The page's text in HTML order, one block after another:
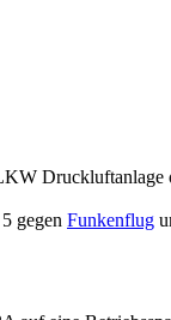
Druckluftanlage
gegen Funkenflug